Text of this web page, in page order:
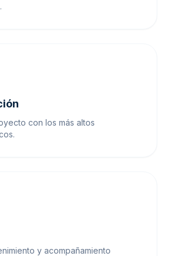
con los más altos
y acompañamiento